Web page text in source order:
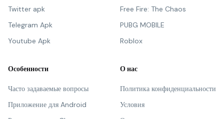
Twitter apk
Telegram Apk
Youtube Apk
Free Fire: The Chaos
PUBG MOBILE
Roblox
Особенности
Часто задаваемые вопросы
Приложение для Android
О нас
Политика конфиденциальности
Условия